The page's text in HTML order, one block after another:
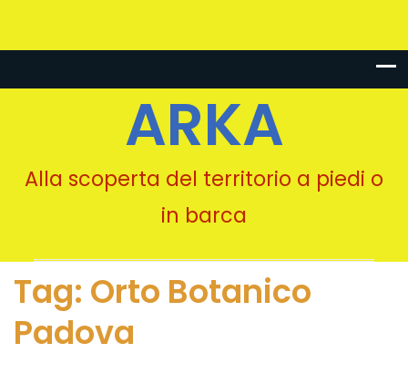
ARKA
Alla scoperta del territorio a piedi o
in barca
Tag: Orto Botanico
Padova